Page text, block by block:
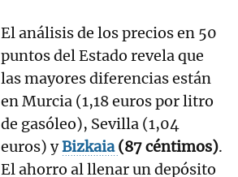
El análisis de los precios en 50
puntos del Estado revela que
las mayores diferencias están
en Murcia (1,18 euros por litro
de gasóleo), Sevilla (1,04
euros) yBizkaia(87 céntimos).
El ahorro al llenar un depósito